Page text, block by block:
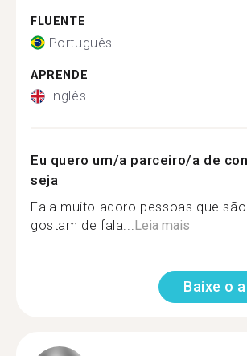
FLUENTE
Português
APRENDE
Inglês
Eu quero um/a parceiro/a de
seja
Fala muito adoro pessoas que
gostam de fala...Leia mais
Baixe o